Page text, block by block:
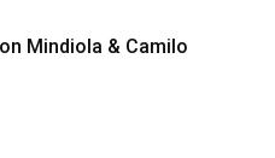
Mindiola & Camilo